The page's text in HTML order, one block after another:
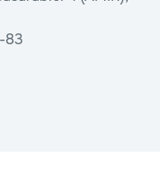
83